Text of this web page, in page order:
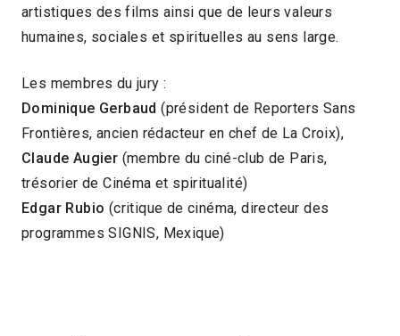
artistiques des films ainsi que de leurs valeurs
humaines, sociales et spirituelles au sens large.
Les membres du jury :
Dominique Gerbaud (président de Reporters Sans
Frontières, ancien rédacteur en chef de La Croix),
Claude Augier (membre du ciné-club de Paris,
trésorier de Cinéma et spiritualité)
Edgar Rubio (critique de cinéma, directeur des
programmes SIGNIS, Mexique)